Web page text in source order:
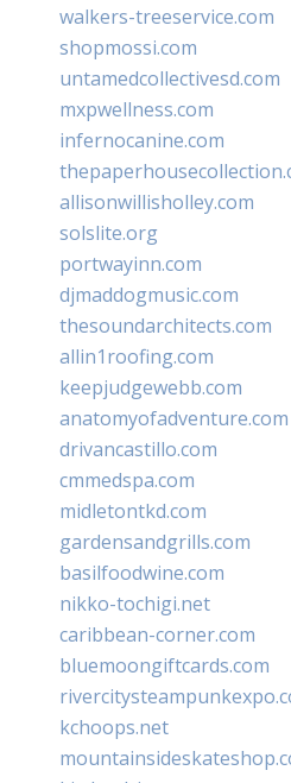
walkers-treeservice.com
shopmossi.com
untamedcollectivesd.com
mxpwellness.com
infernocanine.com
allisonwillisholley.com
solslite.org
portwayinn.com
djmaddogmusic.com
thesoundarchitects.com
allin1roofing.com
keepjudgewebb.com
anatomyofadventure.com
drivancastillo.com
cmmedspa.com
midletontkd.com
gardensandgrills.com
basilfoodwine.com
nikko-tochigi.net
caribbean-corner.com
bluemoongiftcards.com
kchoops.net